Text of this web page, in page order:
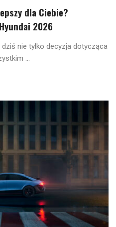
dla Ciebie?
2026
nie tylko decyzja dotycząca
...